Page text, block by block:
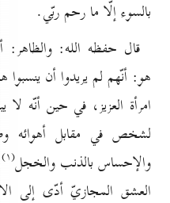
بالسوء إلّا ما رحم ربّي.
قال حفظه الله: والظاهر:
هو: أنّهم لم يريدوا أن ينسبوا
امرأة العزيز، في حين أنّه
لشخص في مقابل أهوائه
والإحساس بالذنب والخجل(۱)
العشق المجازيّ أدّى إلى